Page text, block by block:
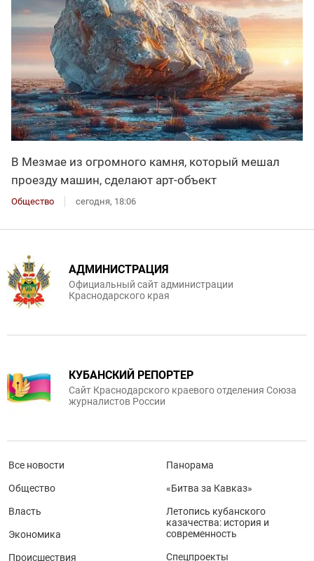
В Мезмае из огромного камня, который мешал
проезду машин, сделают арт-объект
Общество сегодня, 18:06
АДМИНИСТРАЦИЯ
Официальный сайт администрации
Краснодарского края
КУБАНСКИЙ РЕПОРТЕР
Сайт Краснодарского краевого отделения Союза
журналистов России
Все новости
Общество
Власть
Экономика
Происшествия
Панорама
«Битва за Кавказ»
Летопись кубанского
казачества: история и
современность
Спецпроекты